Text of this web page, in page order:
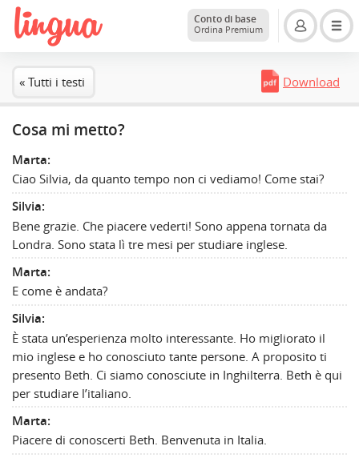
Conto di base
Ordina Premium
« Tutti i testi Download
Cosa mi metto?
Marta:
Ciao Silvia, da quanto tempo non ci vediamo! Come stai?
Silvia:
Bene grazie. Che piacere vederti! Sono appena tornata da
Londra. Sono stata lì tre mesi per studiare inglese.
Marta:
E come è andata?
Silvia:
È stata un’esperienza molto interessante. Ho migliorato il
mio inglese e ho conosciuto tante persone. A proposito ti
presento Beth. Ci siamo conosciute in Inghilterra. Beth è qui
per studiare l’italiano.
Marta:
Piacere di conoscerti Beth. Benvenuta in Italia.